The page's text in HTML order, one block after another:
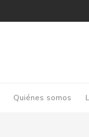
Quiénes somos